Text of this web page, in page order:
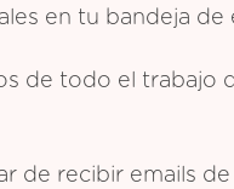
en tu bandeja
de todo el trabajo
de recibir emails